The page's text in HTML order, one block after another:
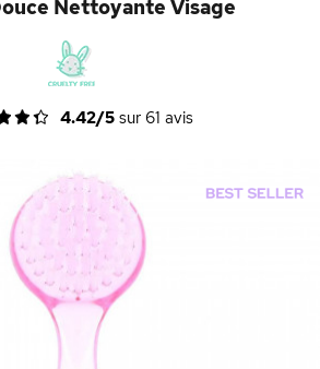
Nettoyante Visage
4.42/5sur 61 avis
Brumes